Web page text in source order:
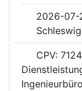
2026-07-
CPV: